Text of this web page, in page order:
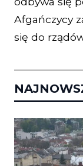
Afgańczycy
się do